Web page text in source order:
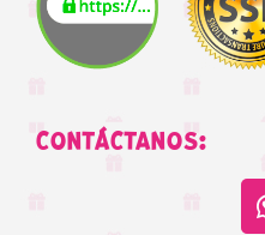
CONTÁCTANOS: